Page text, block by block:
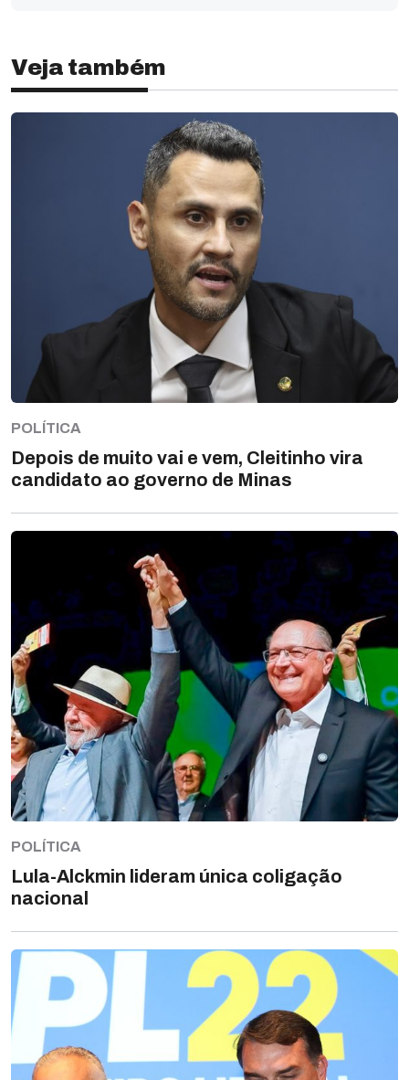
Veja também
POLÍTICA
Depois de muito vai e vem, Cleitinho vira
candidato ao governo de Minas
POLÍTICA
Lula-Alckmin lideram única coligação
nacional